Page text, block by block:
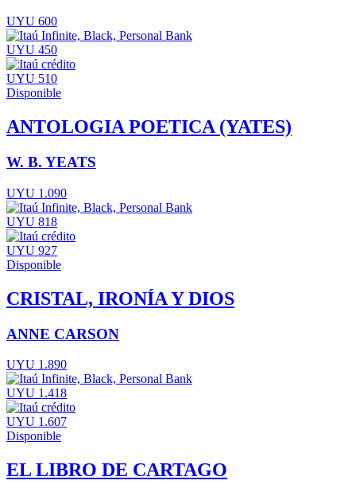
UYU 600
UYU 450
UYU 510
Disponible
ANTOLOGIA POETICA (YATES)
W. B. YEATS
UYU 1.090
UYU 818
UYU 927
Disponible
CRISTAL, IRONÍA Y DIOS
ANNE CARSON
UYU 1.890
UYU 1.418
UYU 1.607
Disponible
EL LIBRO DE CARTAGO